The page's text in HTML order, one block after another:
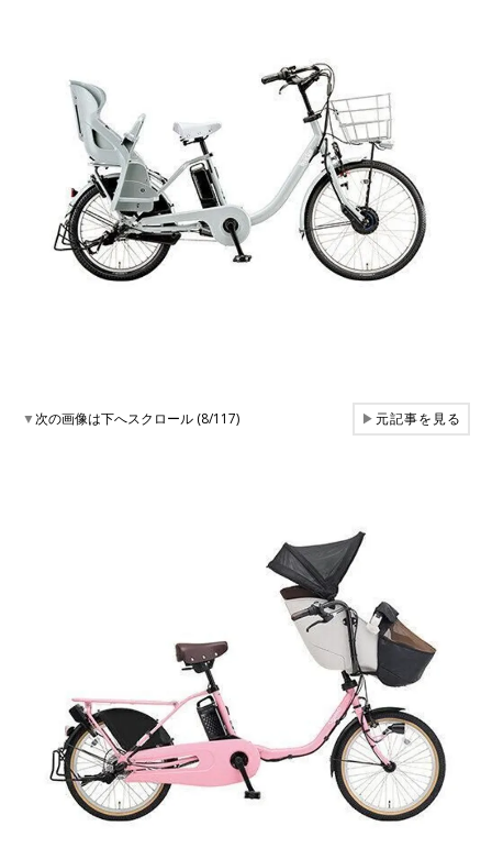
▼次の画像は下へスクロール (8/117) ▶元記事を見る